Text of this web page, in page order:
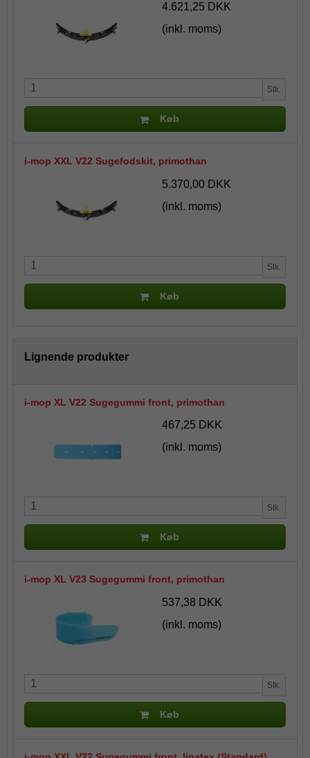
4.621,25 DKK
(inkl. moms)
Stk.
Køb
i-mop XXL V22 Sugefodskit, primothan
5.370,00 DKK
(inkl. moms)
Stk.
Køb
Lignende produkter
i-mop XL V22 Sugegummi front, primothan
467,25 DKK
(inkl. moms)
Stk.
Køb
i-mop XL V23 Sugegummi front, primothan
537,38 DKK
(inkl. moms)
Stk.
Køb